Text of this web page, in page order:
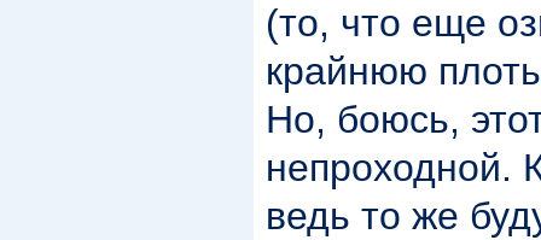
(то, что еще
крайнюю
Но, боюсь,
непроходной.
ведь то же